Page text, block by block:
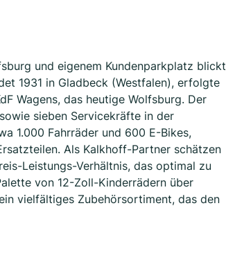
und eigenem Kundenparkplatz blickt
1931 in Gladbeck (Westfalen), erfolgte
Wagens, das heutige Wolfsburg. Der
sieben Servicekräfte in der
1.000 Fahrräder und 600 E-Bikes,
Als Kalkhoff-Partner schätzen
Leistungs-Verhältnis, das optimal zu
von 12-Zoll-Kinderrädern über
vielfältiges Zubehörsortiment, das den